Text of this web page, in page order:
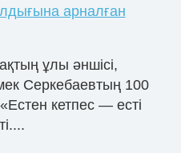
арналған
ұлы әншісі,
Серкебаевтың 100
кетпес — есті